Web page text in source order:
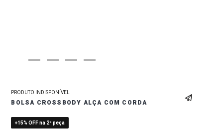
PRODUTO INDISPONÍVEL
BOLSA CROSSBODY ALÇA COM CORDA
+15% OFF na 2ª peça